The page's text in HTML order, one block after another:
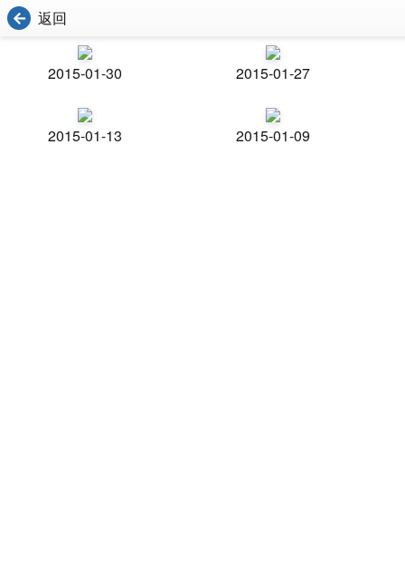
返回
2015-01-30 2015-01-27
2015-01-13 2015-01-09